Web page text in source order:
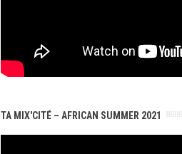
TA MIX'CITÉ – AFRICAN SUMMER 2021